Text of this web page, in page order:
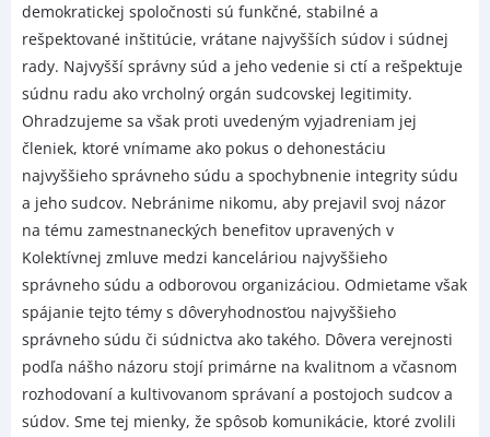
demokratickej spoločnosti sú funkčné, stabilné a
rešpektované inštitúcie, vrátane najvyšších súdov i súdnej
rady. Najvyšší správny súd a jeho vedenie si ctí a rešpektuje
súdnu radu ako vrcholný orgán sudcovskej legitimity.
Ohradzujeme sa však proti uvedeným vyjadreniam jej
členiek, ktoré vnímame ako pokus o dehonestáciu
najvyššieho správneho súdu a spochybnenie integrity súdu
a jeho sudcov. Nebránime nikomu, aby prejavil svoj názor
na tému zamestnaneckých benefitov upravených v
Kolektívnej zmluve medzi kanceláriou najvyššieho
správneho súdu a odborovou organizáciou. Odmietame však
spájanie tejto témy s dôveryhodnosťou najvyššieho
správneho súdu či súdnictva ako takého. Dôvera verejnosti
podľa nášho názoru stojí primárne na kvalitnom a včasnom
rozhodovaní a kultivovanom správaní a postojoch sudcov a
súdov. Sme tej mienky, že spôsob komunikácie, ktoré zvolili